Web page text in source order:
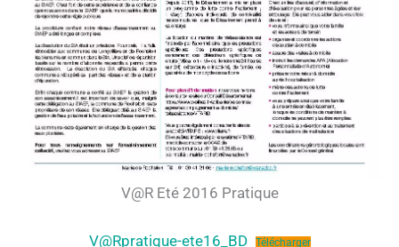
V@R Eté 2016 Pratique
V@Rpratique-ete16_BD Télécharger